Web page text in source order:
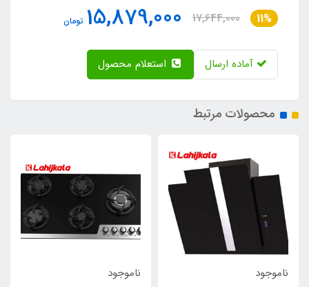
11%
17,644,000
15,879,000 تومان
آماده ارسال
محصولات مرتبط
ناموجود ناموجود